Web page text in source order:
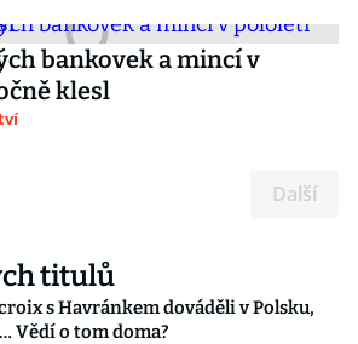
bankovek a mincí v
klesl
Další
titulů
s Havránkem dováděli v Polsku,
Vědí o tom doma?